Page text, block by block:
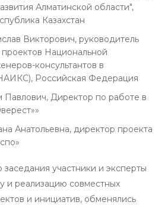
Алматинской области",
Казахстан
Викторович, руководитель
Национальной
консультантов в
Российская Федерация
Директор по работе в
Анатольевна, директор проекта
заседания участники и эксперты
и реализацию совместных
и инициатив, обменялись